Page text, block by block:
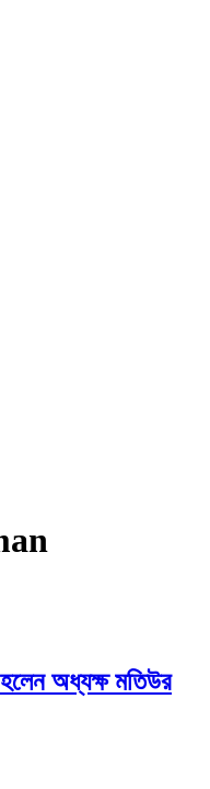
অধ্যক্ষ মতিউর